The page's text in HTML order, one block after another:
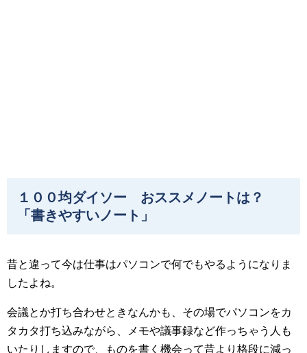
１００均ダイソー おススメノートは？
「書きやすいノート」
昔と違って今は仕事はパソコンで何でもやるようになりま
したよね。
会議とか打ち合わせときなんかも、その場でパソコンをカ
タカタ打ち込みながら、メモや議事録など作っちゃう人も
いたりしますので、ものを書く機会って昔より格段に減っ